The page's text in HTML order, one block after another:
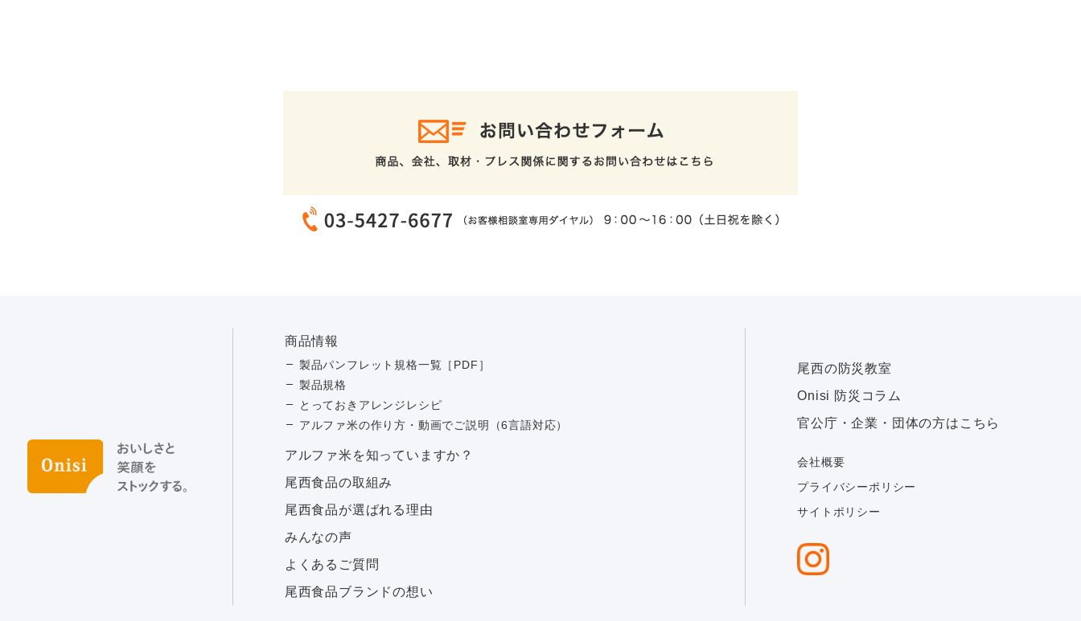
商品情報
製品パンフレット規格一覧［PDF］
製品規格
とっておきアレンジレシピ
アルファ米の作り方・動画でご説明（6言語対応）
アルファ⽶を知っていますか？
尾西食品の取組み
尾西食品が選ばれる理由
みんなの声
よくあるご質問
尾西食品ブランドの想い
尾西の防災教室
Onisi 防災コラム
官公庁・企業・団体の方はこちら
会社概要
プライバシーポリシー
サイトポリシー